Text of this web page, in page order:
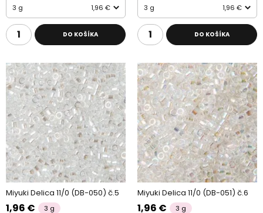
3 g 1,96 €
DO KOŠÍKA
3 g 1,96 €
DO KOŠÍKA
Miyuki Delica 11/0 (DB-050) č.5
1,96 € 3 g
Miyuki Delica 11/0 (DB-051) č.6
1,96 € 3 g